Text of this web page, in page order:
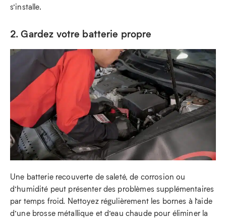
s’installe.
2. Gardez votre batterie propre
Une batterie recouverte de saleté, de corrosion ou
d’humidité peut présenter des problèmes supplémentaires
par temps froid. Nettoyez régulièrement les bornes à l’aide
d’une brosse métallique et d’eau chaude pour éliminer la